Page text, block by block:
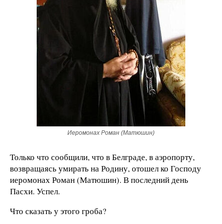
Иеромонах Роман (Матюшин)
Только что сообщили, что в Белграде, в аэропорту,
возвращаясь умирать на Родину, отошел ко Господу
иеромонах Роман (Матюшин). В последний день
Пасхи. Успел.
Что сказать у этого гроба?